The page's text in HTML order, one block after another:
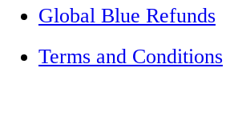
Global Blue Refunds
Terms and Conditions